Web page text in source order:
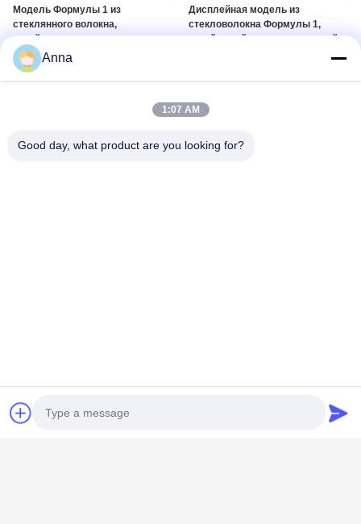
Модель Формулы 1 из
стеклянного волокна,
устойчивая к износу, для
галереи и декора торгового
центра
Дисплейная модель из
стекловолокна Формулы 1,
устойчивый к износу гоночный
Anna
1:07 AM
Good day, what product are you looking for?